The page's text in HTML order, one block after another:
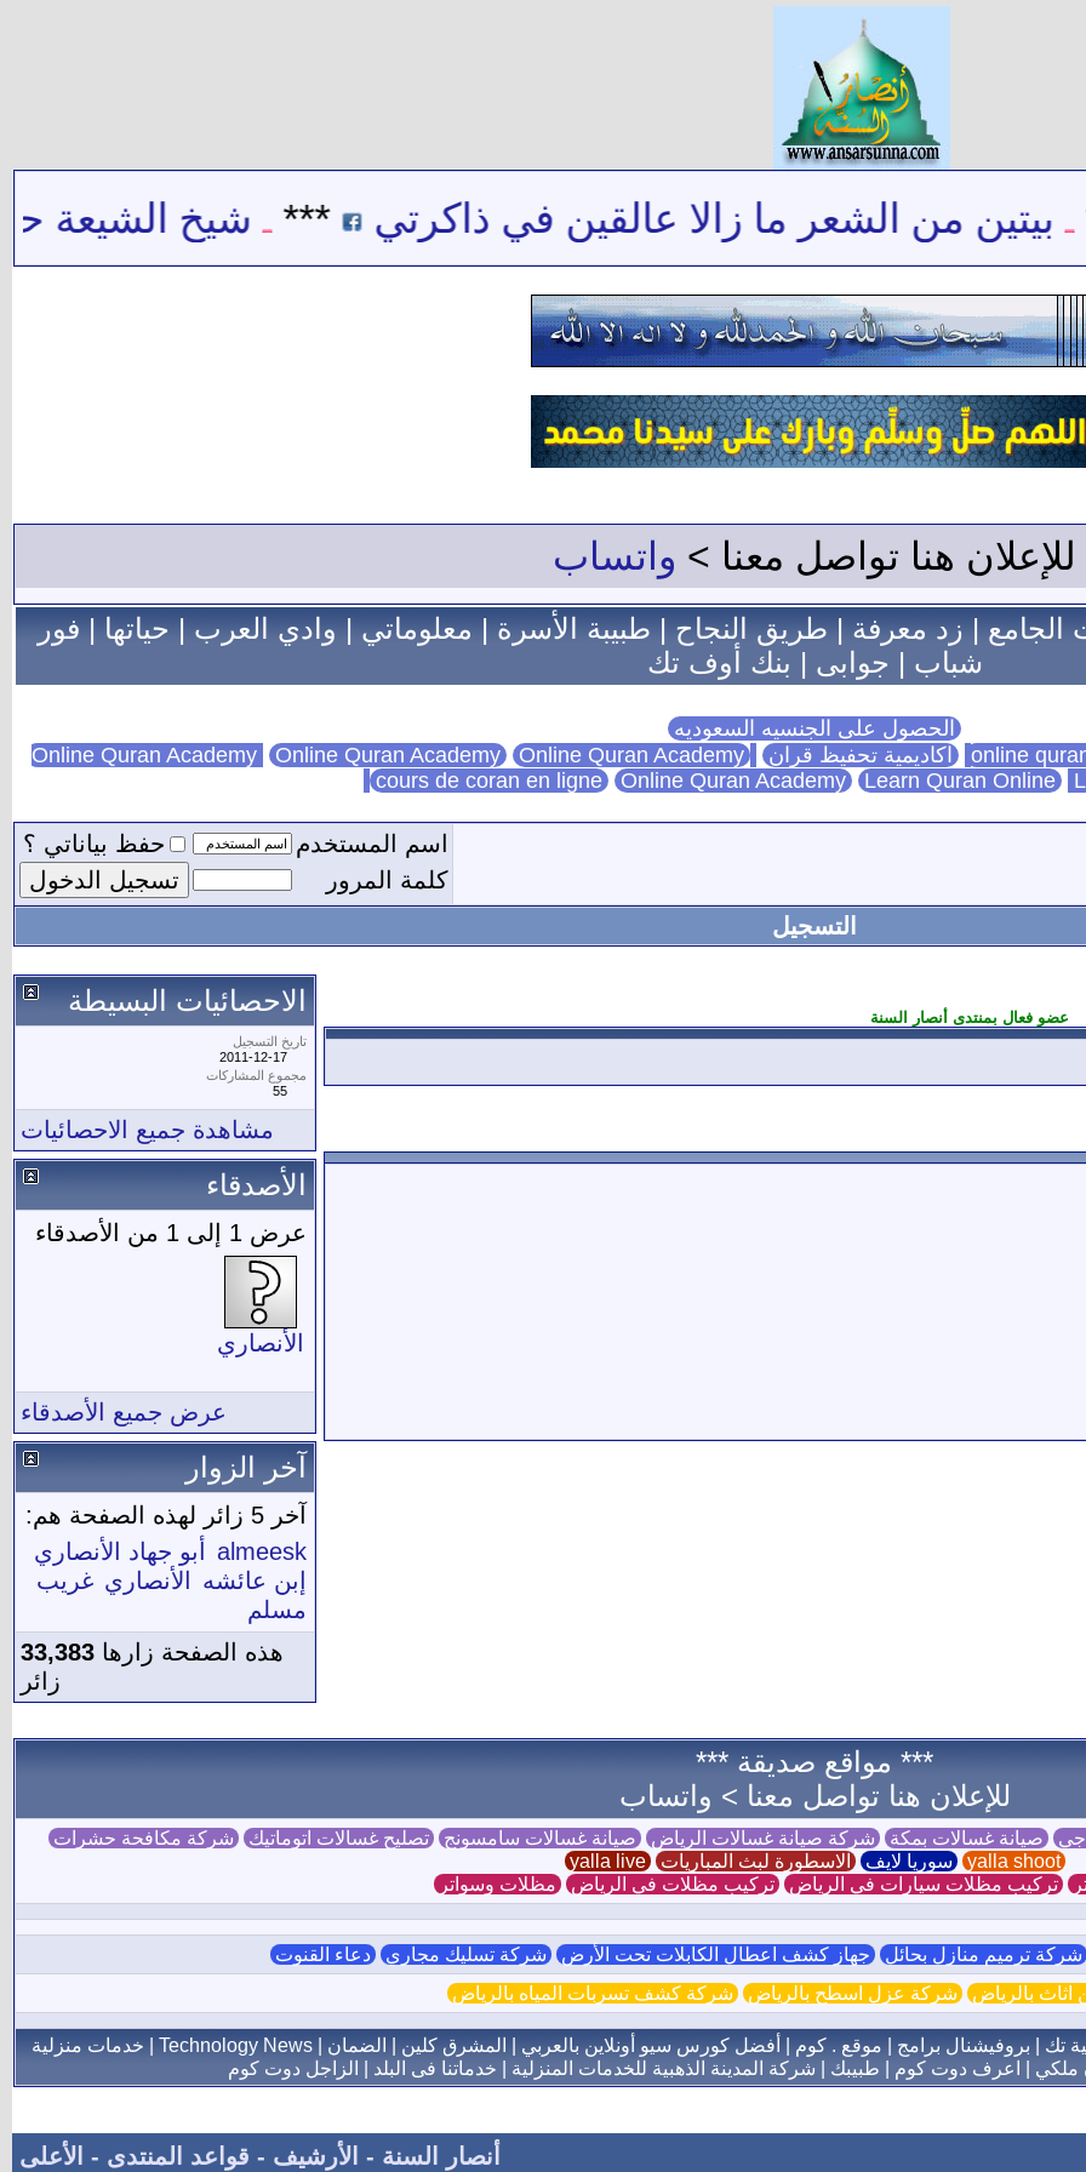
من الشعر ما زالا عالقين في ذاكرتي *** شيخ الشيعة
للإعلان هنا تواصل معنا > واتساب
الجامع|زد معرفة|طريق النجاح|طبيبة الأسرة|معلوماتي|وادي العرب|حياتها|فور
شباب | جوابى | بنك أوف تك
الحصول على الجنسيه السعوديه
اكاديمية تحفيظ قران Online Quran Academy Online Quran Academy
cours de coran en ligne Online Quran Academy Learn Quran Online
اسم المستخدم
حفظ بياناتي ؟
كلمة المرور
التسجيل
عضو فعال بمنتدى أنصار السنة
الاحصائيات البسيطة
تاريخ التسجيل
2011-12-17
مجموع المشاركات
55
مشاهدة جميع الاحصائيات
الأصدقاء
عرض 1 إلى 1 من الأصدقاء
الأنصاري
عرض جميع الأصدقاء
آخر الزوار
آخر 5 زائر لهذه الصفحة هم:
almeesk
أبو جهاد الأنصاري
إبن عائشه
الأنصاري غريب
مسلم
هذه الصفحة زارها 33,383
زائر
*** مواقع صديقة ***
للإعلان هنا تواصل معنا > واتساب
جي صيانة غسالات بمكة شركة صيانة غسالات الرياض صيانة غسالات سامسونج تصليح غسالات اتوماتيك شركة مكافحة حشرات
yalla shoot
سوريا لايف الاسطورة لبث المباريات yalla live
تركيب مظلات سيارات في الرياض تركيب مظلات في الرياض مظلات وسواتر
شركة ترميم منازل بحائل جهاز كشف اعطال الكابلات تحت الأرض شركة تسليك مجاري دعاء القنوت
بالرياض شركة عزل اسطح بالرياض شركة كشف تسربات المياه بالرياض
تك بروفيشنال برامج موقع . كوم أفضل كورس سيو أونلاين بالعربي المشرق كلين الضمان Technology News
خدمات منزلية
ملكي اعرف دوت كوم طبيبك شركة المدينة الذهبية للخدمات المنزلية خدماتنا فى البلد الزاجل دوت كوم
أنصار السنة - الأرشيف - قواعد المنتدى - الأعلى